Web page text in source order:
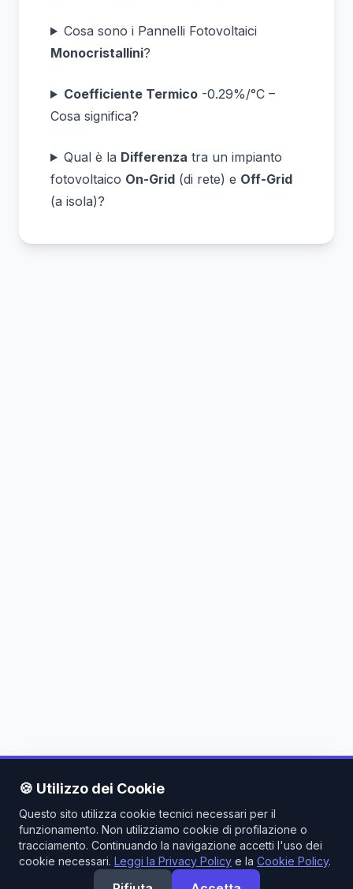
Cosa sono i Pannelli Fotovoltaici
Monocristallini?
Coefficiente Termico-0.29%/°C –
Cosa significa?
Qual è la Differenza tra un impianto
fotovoltaico On-Grid (di rete) e Off-Grid
(a isola)?
🍪 Utilizzo dei Cookie
Questo sito utilizza cookie tecnici necessari per il
funzionamento. Non utilizziamo cookie di profilazione o
tracciamento. Continuando la navigazione accetti l'uso dei
cookie necessari. Leggi la Privacy Policy e la Cookie Policy.